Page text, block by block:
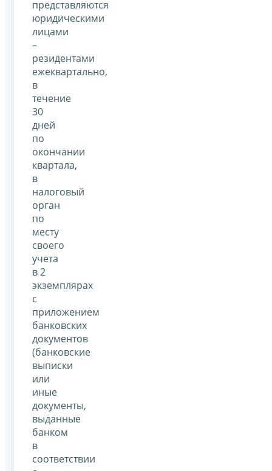
представляются
юридическими
лицами
–
резидентами
ежеквартально,
в
течение
30
дней
по
окончании
квартала,
в
налоговый
орган
по
месту
своего
учета
в 2
экземплярах
с
приложением
банковских
документов
(банковские
выписки
или
иные
документы,
выданные
банком
в
соответствии